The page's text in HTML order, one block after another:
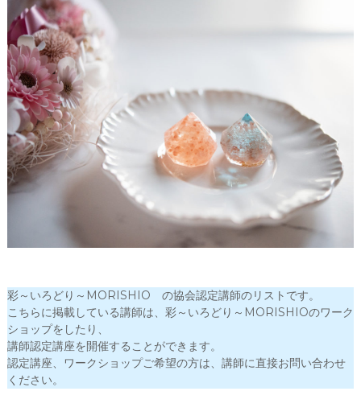
ア
ー
ト
協
会
®
彩～いろどり～MORISHIO の協会認定講師のリストです。
こちらに掲載している講師は、彩～いろどり～MORISHIOのワーク
ショップをしたり、
講師認定講座を開催することができます。
認定講座、ワークショップご希望の方は、講師に直接お問い合わせ
ください。